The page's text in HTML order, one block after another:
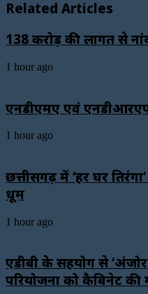
Related Articles
138 करोड़ की लागत से
1 hour ago
एनडीएमए एवं
1 hour ago
छत्तीसगढ़ में ‘हर घर
धूम
1 hour ago
एडीबी के सहयोग से
परियोजना को कैबिनेट की